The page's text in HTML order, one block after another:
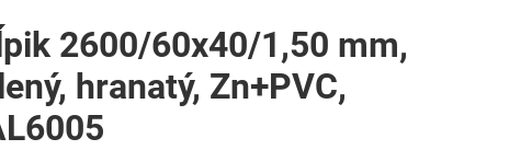
2600/60x40/1,50 mm,
hranatý, Zn+PVC,